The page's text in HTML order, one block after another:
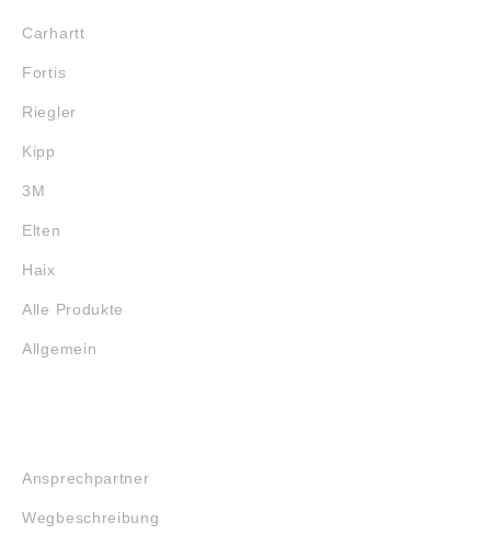
Carhartt
Fortis
Riegler
Kipp
3M
Elten
Haix
Alle Produkte
Allgemein
Ansprechpartner
Wegbeschreibung